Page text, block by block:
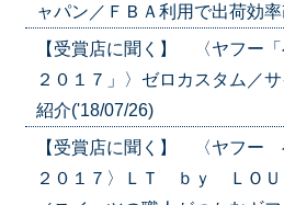
ャパン／ＦＢＡ利用で出荷効
【受賞店に聞く】 〈ヤフー
２０１７」〉ゼロカスタム／
紹介('18/07/26)
【受賞店に聞く】 〈ヤフー
２０１７〉ＬＴ ｂｙ ＬＯ